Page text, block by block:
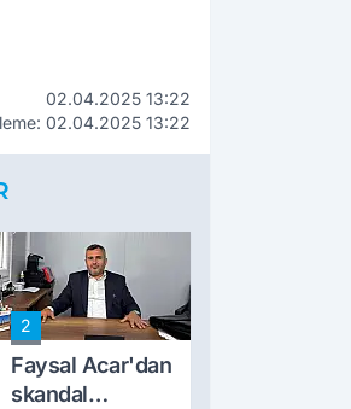
02.04.2025 13:22
02.04.2025 13:22
2
Faysal Acar'dan
skandal